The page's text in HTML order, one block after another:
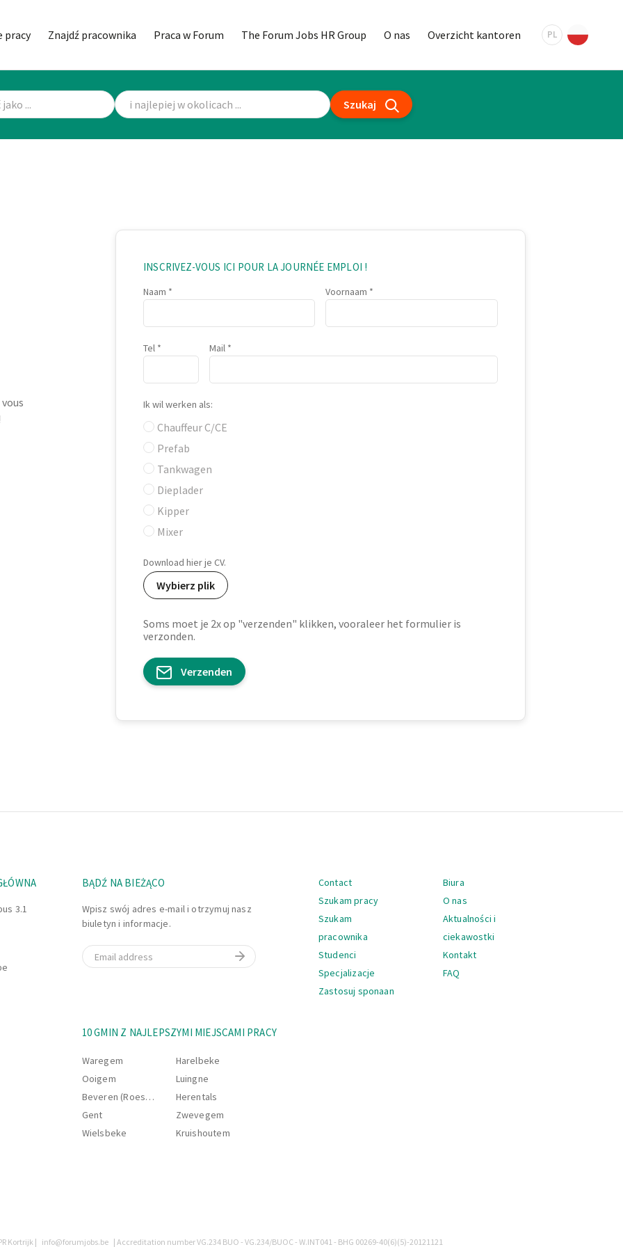
pracy Znajdź pracownika Praca w Forum The Forum Jobs HR Group O nas Overzicht kantoren PL
Szukaj
INSCRIVEZ-VOUS ICI POUR LA JOURNÉE EMPLOI !
Naam Voornaam
Tel Mail
Ik wil werken als:
Chauffeur C/CE
Prefab
Tankwagen
Dieplader
Kipper
Mixer
Download hier je CV.
Wybierz plik
Soms moet je 2x op "verzenden" klikken, vooraleer het formulier is
verzonden.
Verzenden
3.1
BĄDŹ NA BIEŻĄCO
Wpisz swój adres e-mail i otrzymuj nasz
biuletyn i informacje.
Email
Nawigacja
Contact
Szukam pracy
Szukam
pracownika
Studenci
Specjalizacje
Zastosuj sponaan
Biura
O nas
Aktualności i
ciekawostki
Kontakt
FAQ
10 GMIN Z NAJLEPSZYMI MIEJSCAMI PRACY
Waregem
Ooigem
Beveren (Roeselare)
Gent
Wielsbeke
Harelbeke
Luingne
Herentals
Zwevegem
Kruishoutem
Kortrijk | info@forumjobs.be | Accreditation number VG.234 BUO - VG.234/BUOC - W.INT041 - BHG 00269-40(6)(5)-20121121